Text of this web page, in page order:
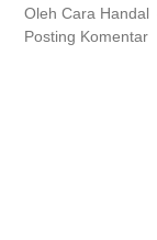
Oleh Cara Handal
Posting Komentar